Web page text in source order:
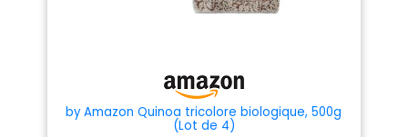
by Amazon Quinoa tricolore biologique, 500g
(Lot de 4)